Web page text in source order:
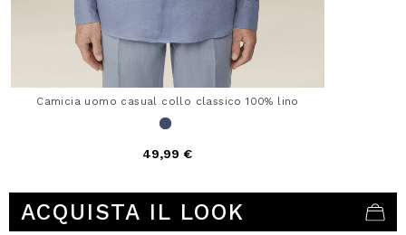
Camicia uomo casual collo classico 100% lino
49,99 €
ACQUISTA IL LOOK